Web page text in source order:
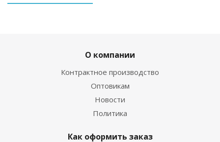
О компании
Контрактное производство
Оптовикам
Новости
Политика
Как оформить заказ